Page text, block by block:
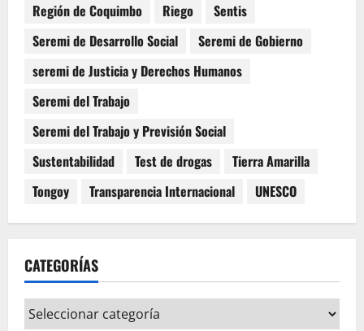
Región de Coquimbo
Riego
Sentis
Seremi de Desarrollo Social
Seremi de Gobierno
seremi de Justicia y Derechos Humanos
Seremi del Trabajo
Seremi del Trabajo y Previsión Social
Sustentabilidad
Test de drogas
Tierra Amarilla
Tongoy
Transparencia Internacional UNESCO
CATEGORÍAS
Categorías